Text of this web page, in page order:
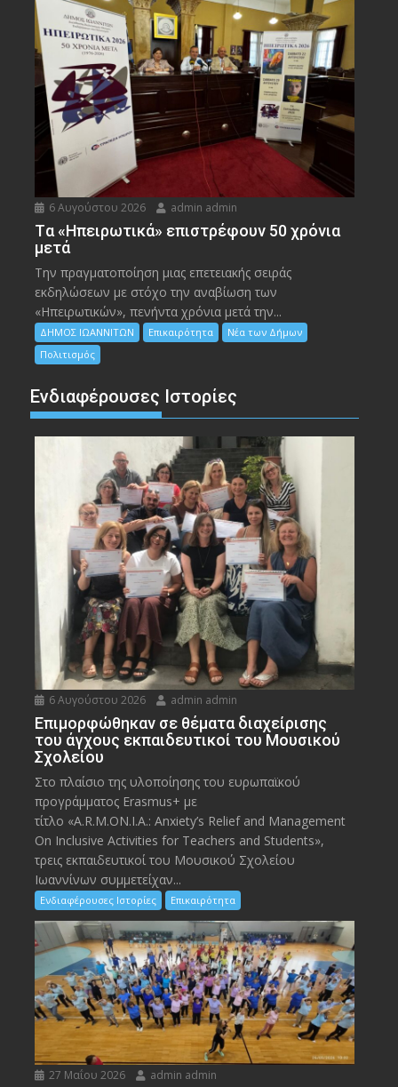
6 Αυγούστου 2026 admin admin
Tα «Ηπειρωτικά» επιστρέφουν 50 χρόνια
μετά
Την πραγματοποίηση μιας επετειακής σειράς
εκδηλώσεων με στόχο την αναβίωση των
«Ηπειρωτικών», πενήντα χρόνια μετά την...
ΔΗΜΟΣ ΙΩΑΝΝΙΤΩΝ Επικαιρότητα
Νέα των Δήμων
Πολιτισμός
Ενδιαφέρουσες Ιστορίες
6 Αυγούστου 2026 admin admin
Eπιμορφώθηκαν σε θέματα διαχείρισης
του άγχους εκπαιδευτικοί του Μουσικού
Σχολείου
Στο πλαίσιο της υλοποίησης του ευρωπαϊκού
προγράμματος Erasmus+ με
τίτλο «A.R.M.ON.I.A.: Anxiety’s Relief and Management
On Inclusive Activities for Teachers and Students»,
τρεις εκπαιδευτικοί του Μουσικού Σχολείου
Ιωαννίνων συμμετείχαν...
Ενδιαφέρουσες Ιστορίες Επικαιρότητα
27 Μαΐου 2026 admin admin